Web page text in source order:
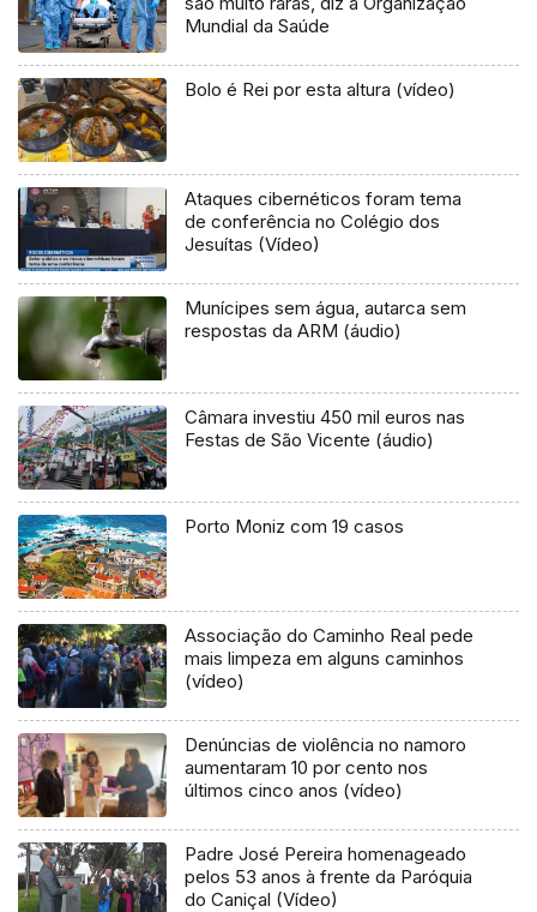
Mundial da Saúde
Bolo é Rei por esta altura (vídeo)
Ataques cibernéticos foram tema
de conferência no Colégio dos
Jesuítas (Vídeo)
Munícipes sem água, autarca sem
respostas da ARM (áudio)
Câmara investiu 450 mil euros nas
Festas de São Vicente (áudio)
Porto Moniz com 19 casos
Associação do Caminho Real pede
mais limpeza em alguns caminhos
(vídeo)
Denúncias de violência no namoro
aumentaram 10 por cento nos
últimos cinco anos (vídeo)
Padre José Pereira homenageado
pelos 53 anos à frente da Paróquia
do Caniçal (Vídeo)